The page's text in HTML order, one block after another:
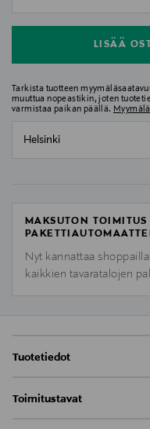
LISÄÄ
Tarkista tuotteen
muuttua nopeastikin, joten
varmistaa paikan päällä.
Helsinki
MAKSUTON TOIMITUS
Nyt kannattaa
kaikkien tavaratalojen
Tuotetiedot
pohjallisissa on
Toimitustavat